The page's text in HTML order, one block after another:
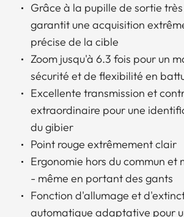
Grâce à la pupille de sortie
garantit une acquisition
précise de la cible
Zoom jusqu'à 6.3 fois pour un
sécurité et de flexibilité en
Excellente transmission et
extraordinaire pour une
du gibier
Point rouge extrêmement clair
Ergonomie hors du commun et
- même en portant des gants
Fonction d'allumage et
automatique adaptative pour